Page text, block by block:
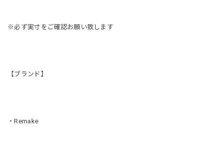
※必ず実寸をご確認お願い致します
【ブランド】
・Remake